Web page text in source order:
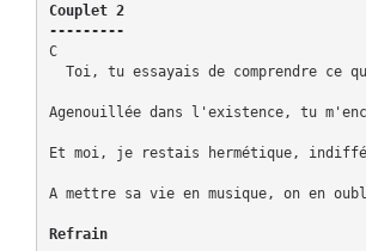
Couplet 2
---------
C
Toi, tu essayais de comprendre ce
Agenouillée dans l'existence, tu
Et moi, je restais hermétique,
A mettre sa vie en musique, on en
Refrain